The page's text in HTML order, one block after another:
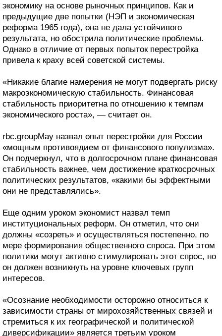
экономику на основе рыночных принципов. Как и
предыдущие две попытки (НЭП и экономическая
реформа 1965 года), она не дала устойчивого
результата, но обострила политические проблемы.
Однако в отличие от первых попыток перестройка
привела к краху всей советской системы.
«Никакие благие намерения не могут подвергать риску
макроэкономическую стабильность. Финансовая
стабильность приоритетна по отношению к темпам
экономического роста», — считает он.
rbc.groupМау назвал опыт перестройки для России
«мощным противоядием от финансового популизма».
Он подчеркнул, что в долгосрочном плане финансовая
стабильность важнее, чем достижение краткосрочных
политических результатов, «какими бы эффектными
они не представлялись».
Еще одним уроком экономист назвал темп
институциональных реформ. Он отметил, что они
должны «созреть» и осуществляться постепенно, по
мере формирования общественного спроса. При этом
политики могут активно стимулировать этот спрос, но
он должен возникнуть на уровне ключевых групп
интересов.
«Осознание необходимости осторожно относиться к
зависимости страны от мирохозяйственных связей и
стремиться к их географической и политической
диверсификации» является третьим уроком